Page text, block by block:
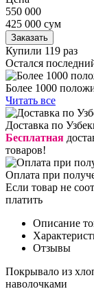
550 000
425 000 сум
Заказать
Купили 119 раз
Остался
Более 1000
Читать все
Доставка по
Бесплатная
товаров!
Оплата при
Если товар не
платить
Описание
Отзывы
Покрывало из
наволочками